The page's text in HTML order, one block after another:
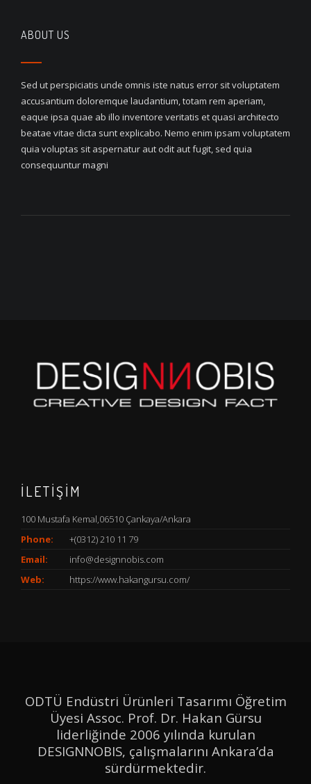
ABOUT US
Sed ut perspiciatis unde omnis iste natus error sit voluptatem
accusantium doloremque laudantium, totam rem aperiam,
eaque ipsa quae ab illo inventore veritatis et quasi architecto
beatae vitae dicta sunt explicabo. Nemo enim ipsam voluptatem
quia voluptas sit aspernatur aut odit aut fugit, sed quia
consequuntur magni
İLETİŞİM
100 Mustafa Kemal,06510 Çankaya/Ankara
Phone:
+(0312) 210 11 79
Email:
info@designnobis.com
Web:
https://www.hakangursu.com/
ODTÜ Endüstri Ürünleri Tasarımı Öğretim
Üyesi Assoc. Prof. Dr. Hakan Gürsu
liderliğinde 2006 yılında kurulan
DESIGNNOBIS, çalışmalarını Ankara’da
sürdürmektedir.